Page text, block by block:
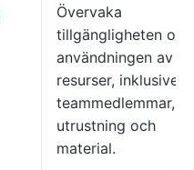
Övervaka
tillgängligheten och
användningen av
resurser, inklusive
teammedlemmar,
utrustning och
material.